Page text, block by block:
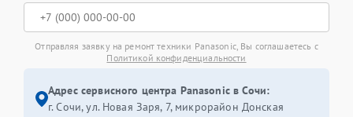
Отправляя заявку на ремонт техники Panasonic, Вы соглашаетесь с
Политикой конфиденциальности
Адрес сервисного центра Panasonic в Сочи:
г. Сочи, ул. Новая Заря, 7, микрорайон Донская